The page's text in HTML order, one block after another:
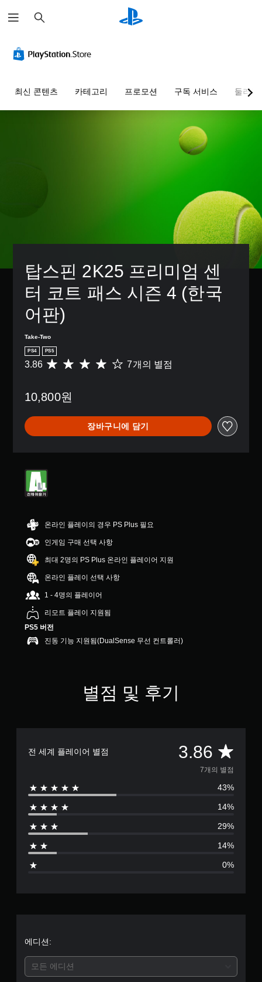
색
최신 콘텐츠 카테고리 프로모션 구독 서비스 둘러보
탑스핀 2K25 프리미엄 센
터 코트 패스 시즌 4 (한국
어판)
Take-Two
PS4 PS5
총
점
로
부
터
별
중
평
6
개
별
3.86 7개의 별점
10,800원
장바구니에 담기
온라인 플레이의 경우 PS Plus 필요
인게임 구매 선택 사항
최대 2명의 PS Plus 온라인 플레이어 지원
온라인 플레이 선택 사항
1 - 4명의 플레이어
리모트 플레이 지원됨
PS5 버전
진동 기능 지원됨(DualSense 무선 컨트롤러)
별점 및 후기
전 세계 플레이어 별점 3.86 총
7
별
점
로
7개의 별점
43%
14%
29%
14%
0%
에디션:
모든 에디션